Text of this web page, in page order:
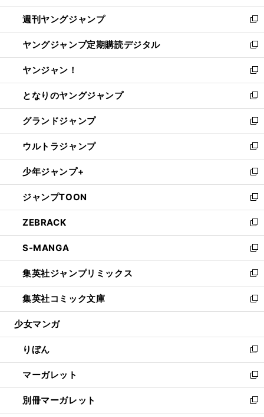
開
く
ウ
で
開
く
ン
ド
ウ
で
開
く
ウ
ィ
ン
ド
ウ
で
開
く
週刊ヤングジャンプ
新
し
い
ウ
ィ
ン
ド
ウ
で
開
く
ヤングジャンプ定期購読デジタル
新
し
い
ウ
ィ
ン
ド
ウ
で
開
く
ヤンジャン！
新
し
い
ウ
ィ
ン
ド
ウ
で
開
く
となりのヤングジャンプ
新
し
い
ウ
ィ
ン
ド
ウ
で
開
く
グランドジャンプ
新
し
い
ウ
ィ
ン
ド
ウ
で
開
く
ウルトラジャンプ
新
し
い
ウ
ィ
ン
ド
ウ
で
開
く
少年ジャンプ+
新
し
い
ウ
ィ
ン
ド
ウ
で
開
く
ジャンプTOON
新
し
い
ウ
ィ
ン
ド
ウ
で
開
ZEBRACK
新
し
い
ウ
ィ
ン
ド
ウ
開
く
S-MANGA
新
し
い
ウ
ィ
ン
ウ
で
開
く
集英社ジャンプリミックス
新
し
い
ウ
ン
ド
ウ
で
開
く
集英社コミック文庫
新
し
ウ
ィ
ン
ド
ウ
で
開
少女マンガ
りぼん
新
し
い
ウ
ィ
ン
マーガレット
新
し
い
ウ
別冊マーガレット
新